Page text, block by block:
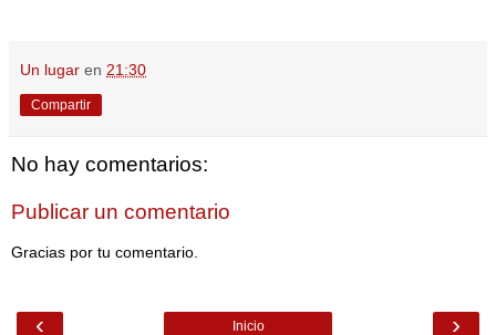
Un lugar en 21:30
Compartir
No hay comentarios:
Publicar un comentario
Gracias por tu comentario.
‹ ›
Inicio